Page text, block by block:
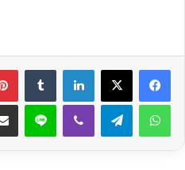
لينكدإن
واتساب تيلقرام ڤايبر لاين